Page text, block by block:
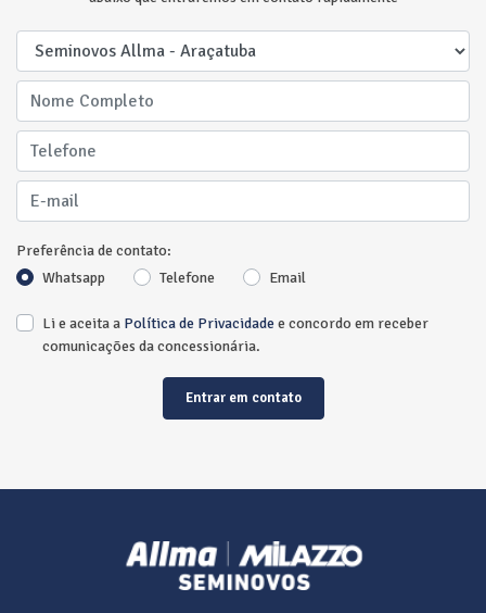
Preferência de contato:
Whatsapp
Telefone Email
Li e aceita a Política de Privacidade e concordo em receber
comunicações da concessionária.
Entrar em contato